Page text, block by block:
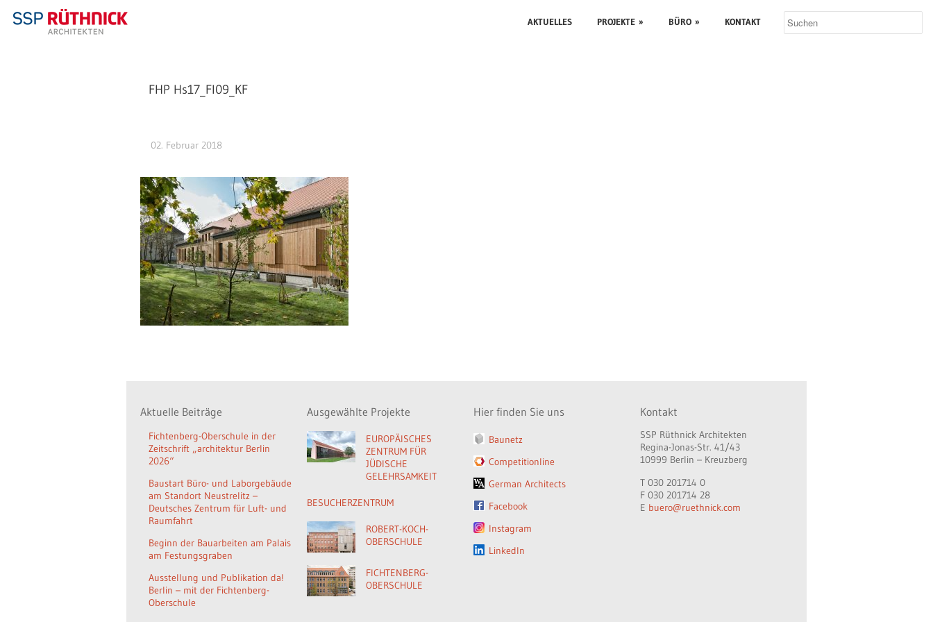
AKTUELLES PROJEKTE » BÜRO » KONTAKT
FHP Hs17_FI09_KF
02. Februar 2018
Aktuelle Beiträge
Fichtenberg-Oberschule in der
Zeitschrift „architektur Berlin
2026“
Baustart Büro- und Laborgebäude
am Standort Neustrelitz –
Deutsches Zentrum für Luft- und
Raumfahrt
Beginn der Bauarbeiten am Palais
am Festungsgraben
Ausstellung und Publikation da!
Berlin – mit der Fichtenberg-
Oberschule
Ausgewählte Projekte
EUROPÄISCHES
ZENTRUM FÜR
JÜDISCHE
GELEHRSAMKEIT
BESUCHERZENTRUM
ROBERT-KOCH-
OBERSCHULE
FICHTENBERG-
OBERSCHULE
Hier finden Sie uns
Baunetz
Competitionline
German Architects
Facebook
Instagram
LinkedIn
Kontakt
SSP Rüthnick Architekten
Regina-Jonas-Str. 41/43
10999 Berlin – Kreuzberg
T 030 201714 0
F 030 201714 28
E buero@ruethnick.com